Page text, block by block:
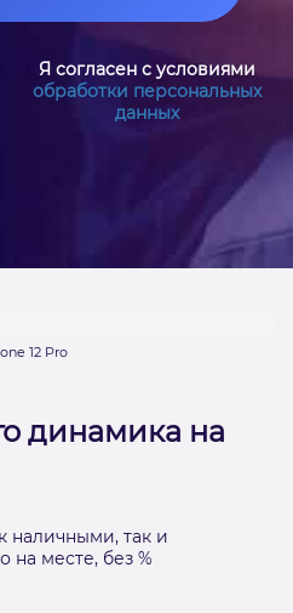
Я согласен с условиями
обработки персональных
данных
12 Pro
динамика на
наличными, так и
на месте, без %